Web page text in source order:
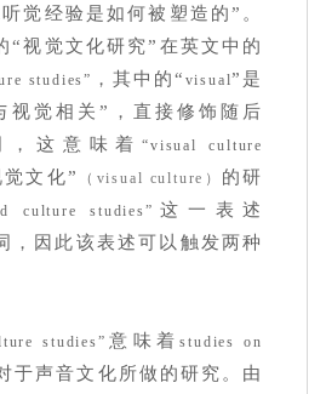
觉经验是如何被塑造的”。
“视觉文化研究”在英文中的
studies” ，其中的“ visual”是
视觉相关”，直接修饰随后
，这意味着“visual culture
文化” （visual culture） 的研
culture studies” 这一表述
，因此该表述可以触发两种
studies” 意味着studies on
于声音文化所做的研究。由